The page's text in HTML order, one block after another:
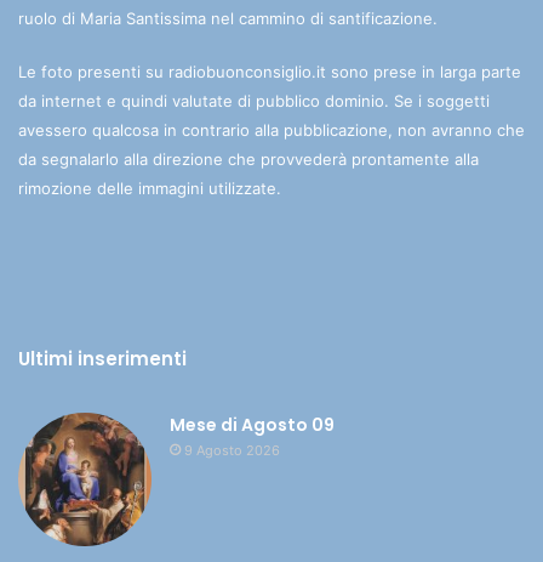
ruolo di Maria Santissima nel cammino di santificazione.
Le foto presenti su radiobuonconsiglio.it sono prese in larga parte
da internet e quindi valutate di pubblico dominio. Se i soggetti
avessero qualcosa in contrario alla pubblicazione, non avranno che
da segnalarlo alla direzione che provvederà prontamente alla
rimozione delle immagini utilizzate.
Ultimi inserimenti
Mese di Agosto 09
9 Agosto 2026